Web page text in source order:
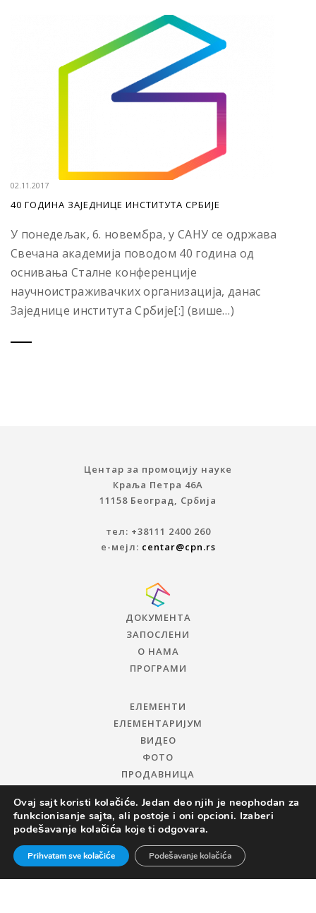
02.11.2017
40 ГОДИНА ЗАЈЕДНИЦЕ ИНСТИТУТА СРБИЈЕ
У понедељак, 6. новембра, у САНУ се одржава
Свечана академија поводом 40 година од
оснивања Сталне конференције
научноистраживачких организација, данас
Заједнице института Србије[:] (више…)
Центар за промоцију науке
Краља Петра 46A
11158 Београд, Србија
тел: +38111 2400 260
е-мејл: centar@cpn.rs
ДОКУМЕНТА
ЗАПОСЛЕНИ
О НАМА
ПРОГРАМИ
ЕЛЕМЕНТИ
ЕЛЕМЕНТАРИЈУМ
ВИДЕО
ФОТО
ПРОДАВНИЦА
© 2019 ЦЕНТАР ЗА ПРОМОЦИЈУ НАУКЕ
Ovaj sajt koristi kolačiće. Jedan deo njih je neophodan za
funkcionisanje sajta, ali postoje i oni opcioni. Izaberi
podešavanje kolačića koje ti odgovara.
Prihvatam sve kolačiće Podešavanje kolačića